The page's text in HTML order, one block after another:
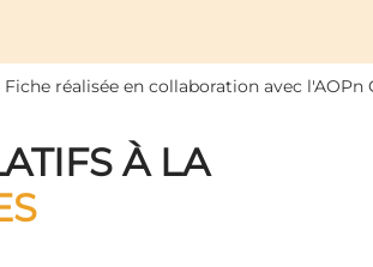
Fiche réalisée en collaboration avec l'AOPn
À LA